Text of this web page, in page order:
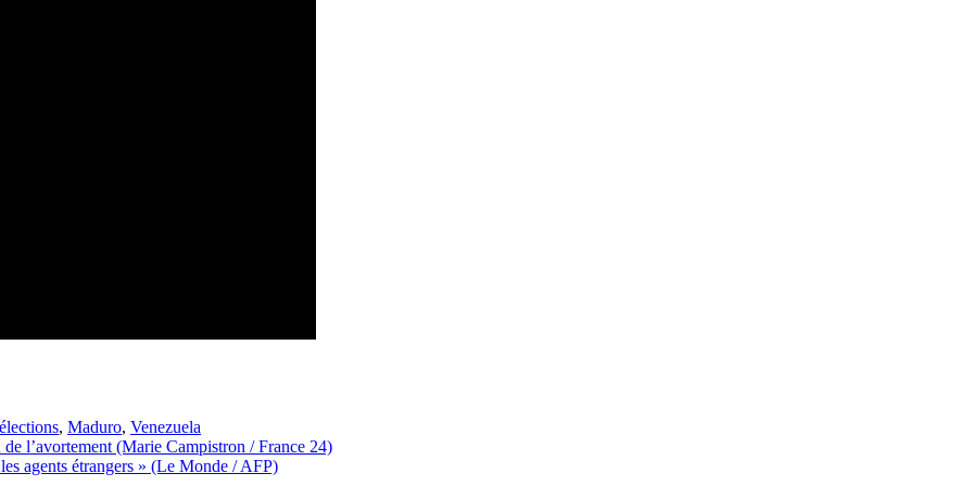
élections, Maduro, Venezuela
l’avortement (Marie Campistron / France 24)
agents étrangers » (Le Monde / AFP)